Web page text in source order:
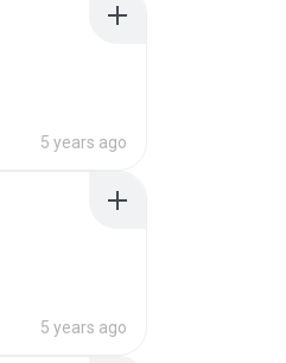
5 years ago
5 years ago